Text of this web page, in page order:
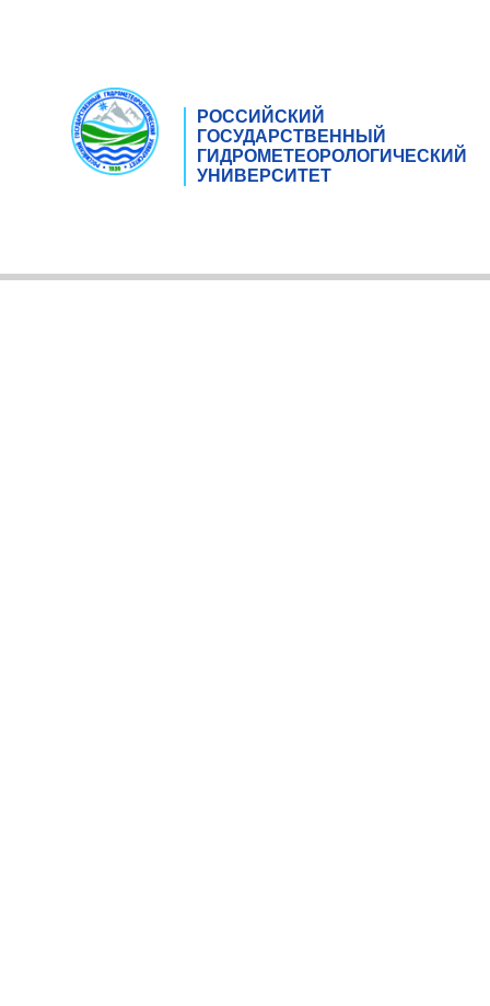
РОССИЙСКИЙ
ГОСУДАРСТВЕННЫЙ
ГИДРОМЕТЕОРОЛОГИЧЕСКИЙ
УНИВЕРСИТЕТ